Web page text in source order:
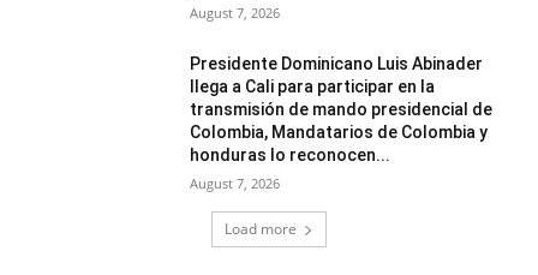
August 7, 2026
Presidente Dominicano Luis Abinader
llega a Cali para participar en la
transmisión de mando presidencial de
Colombia, Mandatarios de Colombia y
honduras lo reconocen...
August 7, 2026
Load more